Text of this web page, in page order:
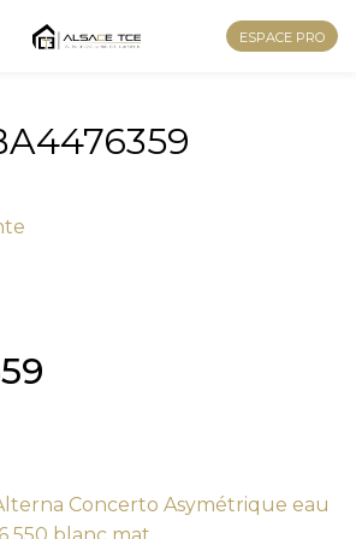
ESPACE PRO
Concerto Asymétrique eau